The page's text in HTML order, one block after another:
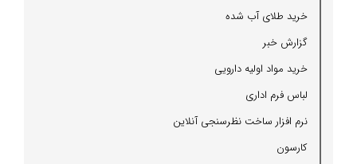
خرید طلای آب شده
گزارش خبر
خرید مواد اولیه دارویی
لباس فرم اداری
نرم افزار ساخت نظرسنجی آنلاین
كارسون